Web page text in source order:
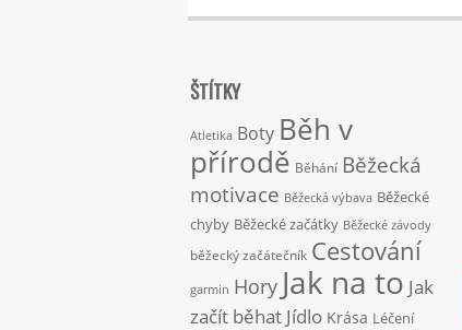
ŠTÍTKY
Atletika Boty Běh v
přírodě Běhání Běžecká
motivace Běžecká výbava Běžecké
chyby Běžecké začátky Běžecké závody
běžecký začátečník Cestování
garmin Hory Jak na to Jak
začít běhat Jídlo Krása Léčení